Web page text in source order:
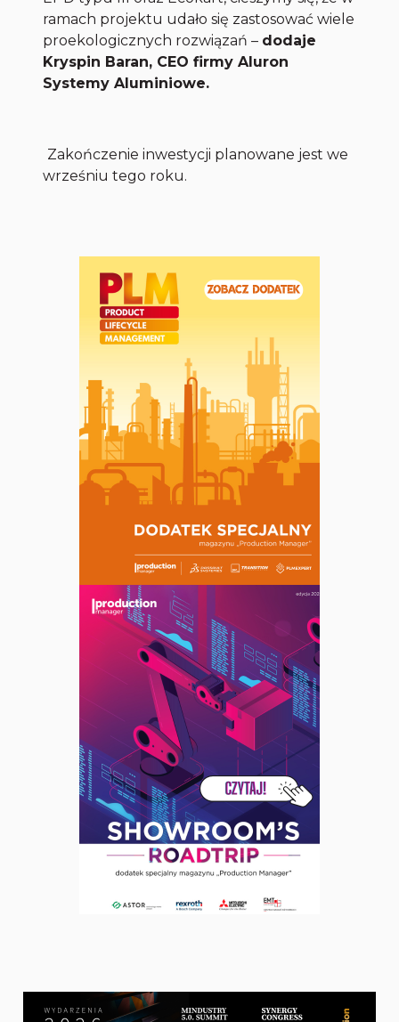
ramach projektu udało się zastosować wiele
proekologicznych rozwiązań – dodaje
Kryspin Baran, CEO firmy Aluron
Systemy Aluminiowe.
Zakończenie inwestycji planowane jest we
wrześniu tego roku.